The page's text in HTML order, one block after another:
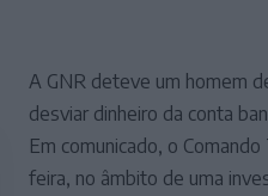
A GNR deteve um homem
desviar dinheiro da conta
Em comunicado, o
feira, no âmbito de uma